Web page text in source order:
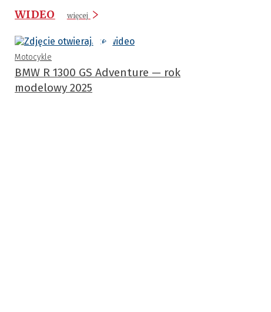
WIDEO
więcej
Motocykle
BMW R 1300 GS Adventure — rok
modelowy 2025